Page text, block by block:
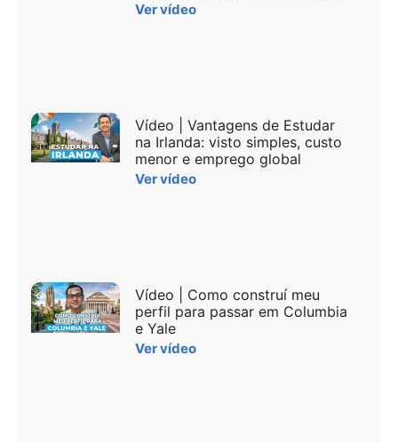
Ver vídeo
Vídeo | Vantagens de Estudar
na Irlanda: visto simples, custo
menor e emprego global
Ver vídeo
Vídeo | Como construí meu
perfil para passar em Columbia
e Yale
Ver vídeo